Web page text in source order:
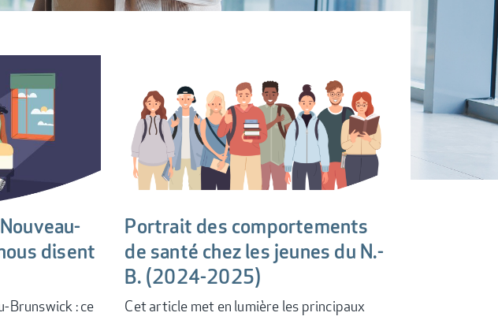
disent
Brunswick : ce
Portrait des comportements
de santé chez les jeunes du N.-
B. (2024-2025)
Cet article met en lumière les principaux